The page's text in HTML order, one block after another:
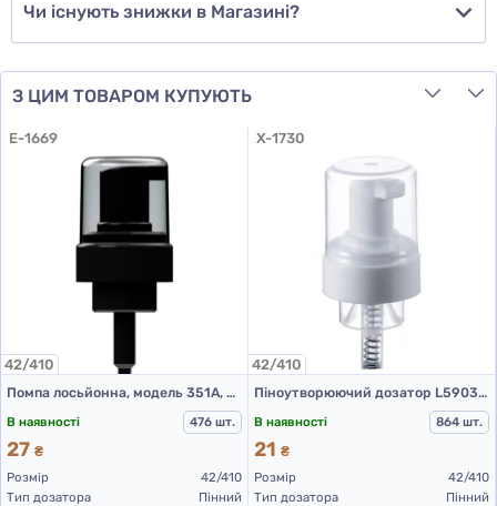
Чи існують знижки в Магазині?
З ЦИМ ТОВАРОМ КУПУЮТЬ
E-1669
42/410
Помпа лосьйонна, модель 351А, 42/410, гладка, Чорний, 140 мм
В наявності
476 шт.
27 ₴
Розмір
42/410
Тип дозатора
Пінний
X-1730
42/410
Піноутворюючий дозатор L5903А 42/410, дозування 1,6 мл, колір білий, кришка прозора, довж. трубки 125 мм
В наявності
864 шт.
21 ₴
Розмір
42/410
Тип дозатора
Пінний